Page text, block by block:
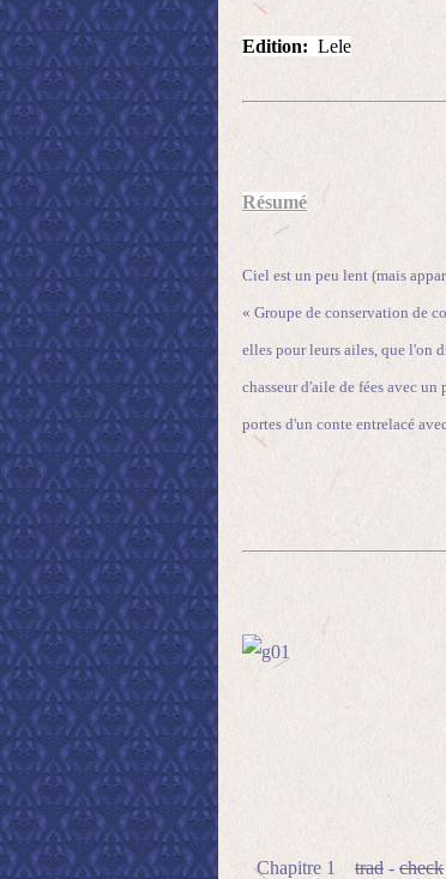
Edition: Lele
Résumé
Ciel est un peu lent (mais
« Groupe de conservation de
elles pour leurs ailes, que l'on
chasseur d'aile de fées avec
portes d'un conte entrelacé
Chapitre 1 trad - check